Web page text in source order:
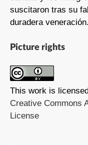
suscitaron tras su
duradera veneración.
Picture rights
This work is
Creative Commons
License